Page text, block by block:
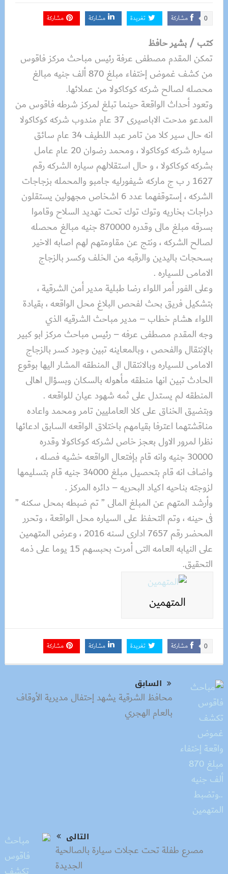
مشاركة 0 تغريدة مشاركة مشاركة
كتب / بشير حافظ
تمكن المقدم مصطفى عرفة رئيس مباحث مركز فاقوس
من كشف غموض إختفاء مبلغ 870 ألف جنيه مبالغ
محصله لصالح شركه كوكاكولا من عملائها.
وتعود أحداث الواقعة حينما تبلغ لمركز شرطه فاقوس من
المدعو مدحت الاباصيرى 37 عام مندوب شركه كوكاكولا
انه حال سير كلا من تامر عبد اللطيف 34 عام سائق
سياره شركه كوكاكولا ، ومحمد رضوان 20 عام عامل
بشركه كوكاكولا ، و حال استقلالهم سياره الشركه رقم
1627 ر ب ج ماركه شيفورليه جامبو والمحمله بزجاجات
الشركه ، إستوقفهما عدد 6 اشخاص مجهولين يستقلون
دراجات بخاريه وتوك توك تحت تهديد السلاح وقاموا
بسرقه مبلغ مالى وقدره 870000 جنيه مبالغ محصله
لصالح الشركه ، ونتج عن مقاومتهم لهم اصابه الاخير
بسحجات باليدين والرقبه من الخلف وكسر بالزجاج
الامامى للسياره .
وعلى الفور أمر اللواء رضا طبلية مدير أمن الشرقية ،
بتشكيل فريق بحث لفحص البلاغ محل الواقعه ، بقيادة
اللواء هشام خطاب – مدير مباحث الشرقيه الذي
وجه المقدم مصطفى عرفه – رئيس مباحث مركز ابو كبير
بالإنتقال والفحص ، وبالمعاينه تبين وجود كسر بالزجاج
الامامى للسياره وبالانتقال الى المنطقه المشار اليها بوقوع
الحادث تبين انها منطقه مأهوله بالسكان وبسؤال اهالى
المنطقه لم يستدل على ثمه شهود عيان للواقعه .
وبتضيق الخناق على كلا العامليين تامر ومحمد واعاده
مناقشتهما اعترفا بقيامهم باختلاق الواقعه السابق ادعائها
نظرا لمرور الاول بعجز خاص لشركه كوكاكولا وقدره
30000 جنيه وانه قام بإفتعال الواقعه خشيه فصله ،
واضاف انه قام بتحصيل مبلغ 34000 جنيه قام بتسليمها
لزوجته بناحيه اكياد البحريه – دائره المركز .
وأرشد المتهم عن المبلغ المالى ” تم ضبطه بمحل سكنه ”
فى حينه ، وتم التحفظ على السياره محل الواقعة ، وتحرر
المحضر رقم 7657 ادارى لسنه 2016 ، وعرض المتهمين
على النيابه العامه التى أمرت بحبسهم 15 يوما على ذمه
التحقيق.
المتهمين
مشاركة 0 تغريدة مشاركة مشاركة
السابق
محافظ الشرقية يشهد إحتفال مديرية الأوقاف
بالعام الهجري
التالى
مصرع طفلة تحت عجلات سيارة بالصالحية
الجديدة